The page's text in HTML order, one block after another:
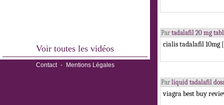
Voir toutes les vidéos
Contact - Mentions Légales
Par tadalafil 20 mg
cialis tadalafil
Par liquid tadalafil
viagra best buy